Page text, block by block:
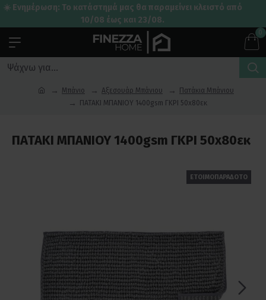
☀️ Ενημέρωση: Το κατάστημά μας θα παραμείνει κλειστό από
10/08 έως και 23/08.
0
Μπάνιο Αξεσουάρ Μπάνιου
Πατάκια Μπάνιου
ΠΑΤΑΚΙ ΜΠΑΝΙΟΥ 1400gsm ΓΚΡΙ 50x80εκ
ΠΑΤΑΚΙ ΜΠΑΝΙΟΥ 1400gsm ΓΚΡΙ 50x80εκ
ΕΤΟΙΜΟΠΑΡΑΔΟΤΟ